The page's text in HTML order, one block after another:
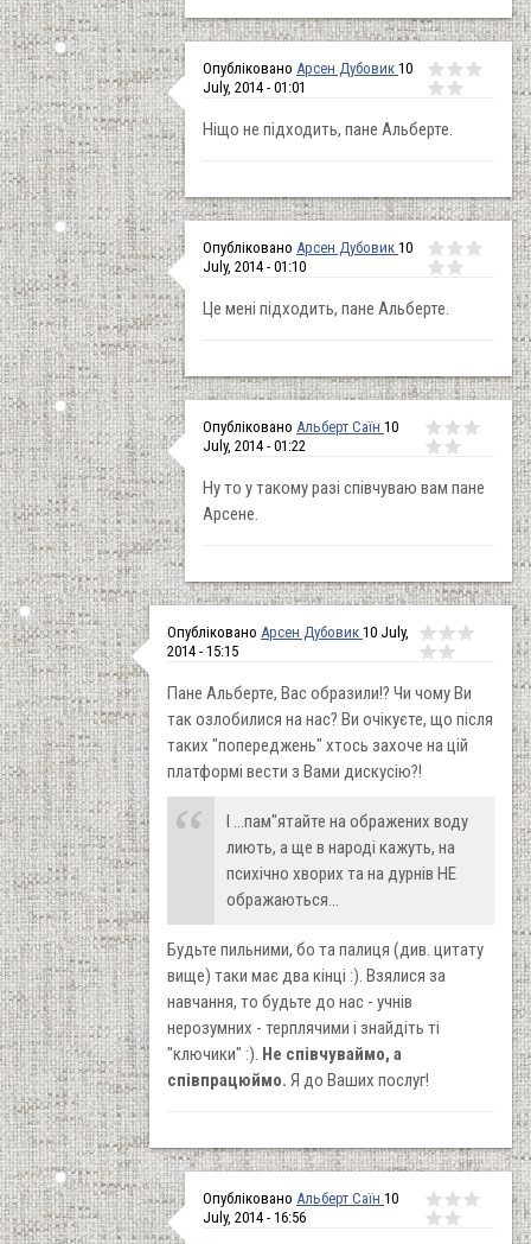
Опубліковано Арсен Дубовик 10
July, 2014 - 01:01
Ніщо не підходить, пане Альберте.
Опубліковано Арсен Дубовик 10
July, 2014 - 01:10
Це мені підходить, пане Альберте.
Опубліковано Альберт Саїн 10
July, 2014 - 01:22
Ну то у такому разі співчуваю вам пане
Арсене.
Опубліковано Арсен Дубовик 10 July,
2014 - 15:15
Пане Альберте, Вас образили!? Чи чому Ви
так озлобилися на нас? Ви очікуєте, що після
таких "попереджень" хтось захоче на цій
платформі вести з Вами дискусію?!
І ...пам"ятайте на ображених воду
лиють, а ще в народі кажуть, на
психічно хворих та на дурнів НЕ
ображаються...
Будьте пильними, бо та палиця (див. цитату
вище) таки має два кінці :). Взялися за
навчання, то будьте до нас - учнів
нерозумних - терплячими і знайдіть ті
"ключики" :). Не співчуваймо, а
співпрацюймо. Я до Ваших послуг!
Опубліковано Альберт Саїн 10
July, 2014 - 16:56